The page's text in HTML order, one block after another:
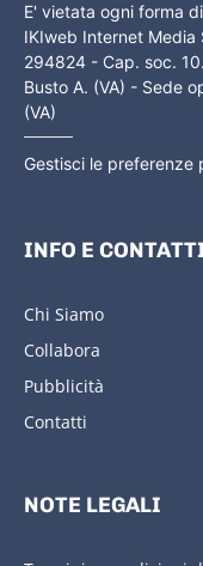
E' vietata ogni forma
IKIweb Internet Media
294824 - Cap. soc.
Busto A. (VA) - Sede
(VA)
Gestisci le preferenze
INFO E
Chi Siamo
Collabora
Pubblicità
Contatti
NOTE LEGALI